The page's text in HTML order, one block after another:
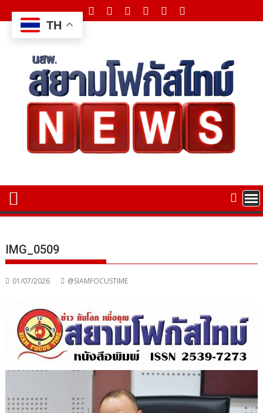
to
content
IMG_0509
01/07/2026 @SIAMFOCUSTIME
TH